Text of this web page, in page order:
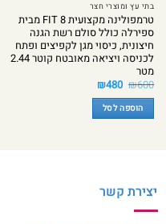
בתי עץ ומוצרי חצר
טרמפולינה מקצועית 8 FIT מבית
ספירלה כולל סולם רשת הגנה
חיצונית, כיסוי מגן לקפיצים ופתח
לכניסה ויציאה מאובטח קוטר 2.44
מטר
₪600 המחיר
המקורי
היה:
₪600.
₪480 המחיר
הנוכחי
הוא:
₪480. הוספה לסל
יצירת קשר